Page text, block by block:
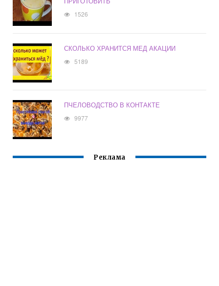
1526
СКОЛЬКО ХРАНИТСЯ МЕД АКАЦИИ
5189
ПЧЕЛОВОДСТВО В КОНТАКТЕ
9977
Реклама